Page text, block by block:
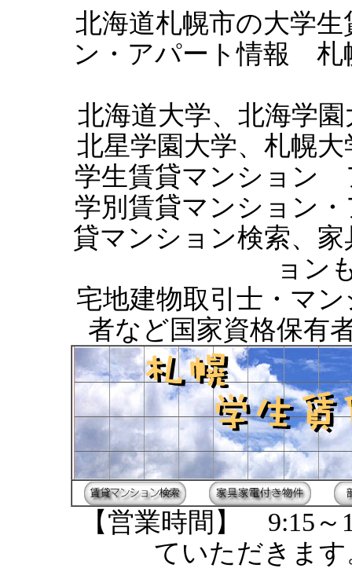
北海道札幌市の大学
ン・アパート情報 札
北海道大学、北海学
北星学園大学、札幌
学生賃貸マンション
学別賃貸マンション
貸マンション検索、
ョン
宅地建物取引士・マ
者など国家資格保有
【営業時間】 9:15
ていただきます